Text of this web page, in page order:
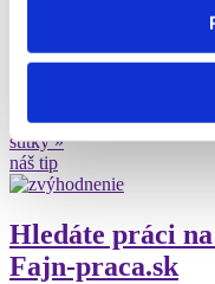
ponúk
Brigády Prešovský kraj
štítky »
náš tip
Hledáte práci
Fajn-praca.sk